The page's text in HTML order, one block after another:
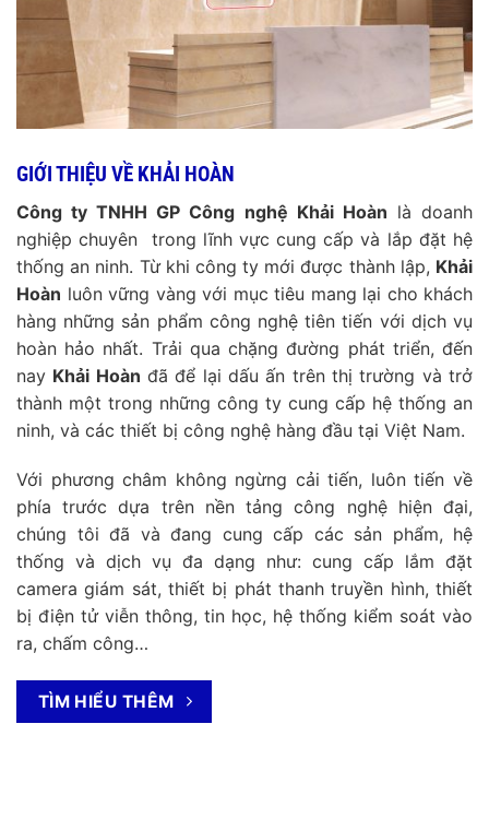
GIỚI THIỆU VỀ KHẢI HOÀN
Công ty TNHH GP Công nghệ Khải Hoàn là doanh
nghiệp chuyên trong lĩnh vực cung cấp và lắp đặt hệ
thống an ninh. Từ khi công ty mới được thành lập, Khải
Hoàn luôn vững vàng với mục tiêu mang lại cho khách
hàng những sản phẩm công nghệ tiên tiến với dịch vụ
hoàn hảo nhất. Trải qua chặng đường phát triển, đến
nay Khải Hoàn đã để lại dấu ấn trên thị trường và trở
thành một trong những công ty cung cấp hệ thống an
ninh, và các thiết bị công nghệ hàng đầu tại Việt Nam.
Với phương châm không ngừng cải tiến, luôn tiến về
phía trước dựa trên nền tảng công nghệ hiện đại,
chúng tôi đã và đang cung cấp các sản phẩm, hệ
thống và dịch vụ đa dạng như: cung cấp lắm đặt
camera giám sát, thiết bị phát thanh truyền hình, thiết
bị điện tử viễn thông, tin học, hệ thống kiểm soát vào
ra, chấm công…
TÌM HIỂU THÊM